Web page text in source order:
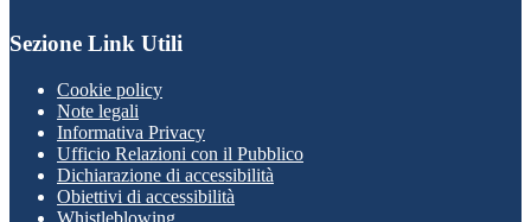
Sezione Link Utili
Cookie policy
Note legali
Informativa Privacy
Ufficio Relazioni con il Pubblico
Dichiarazione di accessibilità
Obiettivi di accessibilità
Whistleblowing